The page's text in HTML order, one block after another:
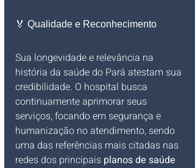
🏅 Qualidade e Reconhecimento
Sua longevidade e relevância na
história da saúde do Pará atestam sua
credibilidade. O hospital busca
continuamente aprimorar seus
serviços, focando em segurança e
humanização no atendimento, sendo
uma das referências mais citadas nas
redes dos principais planos de saúde